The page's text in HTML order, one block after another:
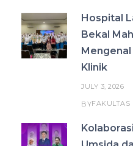
Hospital
Bekal
Klinik
JULY 3, 2026
BYFAKULTAS